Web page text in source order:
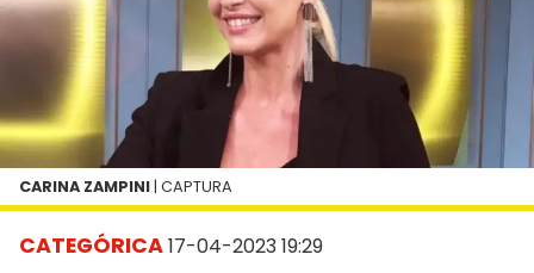
CATEGÓRICA17-04-2023 19:29
CARINA ZAMPINI | CAPTURA